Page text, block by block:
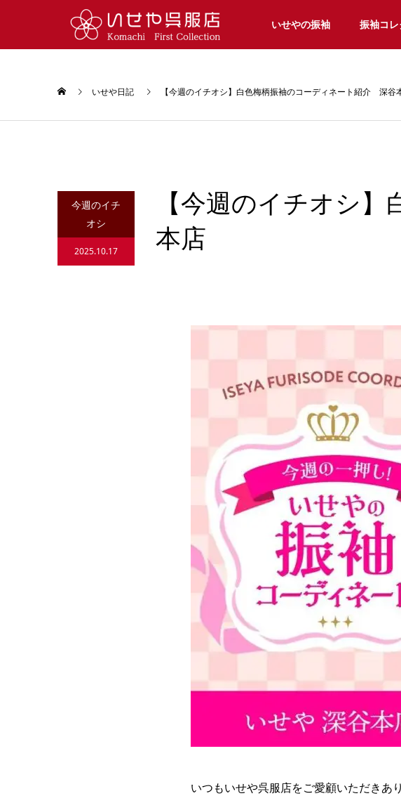
いせやの振袖 振袖コ
いせや日記 【今週のイチオシ】白色梅柄振袖のコーディネート紹介 深谷
今週のイチ
オシ
2025.10.17
【今週のイチオシ
本店
いつもいせや呉服店をご愛顧いただきあ